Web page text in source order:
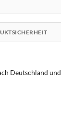
Deutschland und